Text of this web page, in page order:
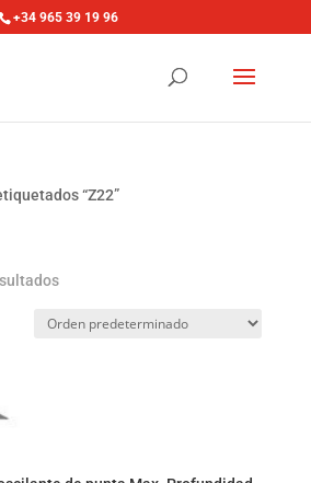
+34 965 39 19 96
“Z22”